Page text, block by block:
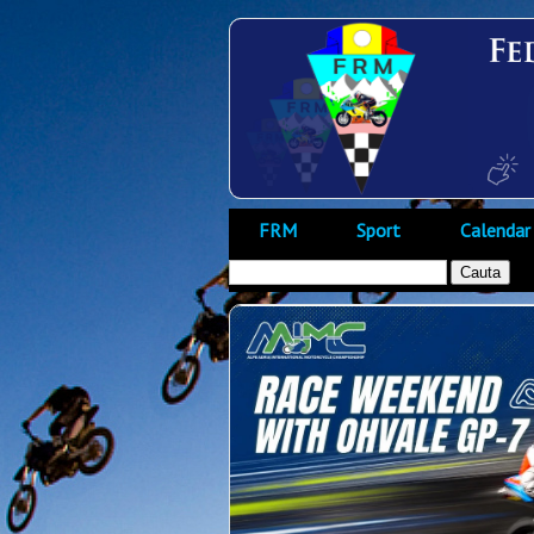
FRM Sport Calendar